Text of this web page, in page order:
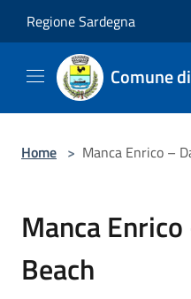
Regione Sardegna
Comune
Home > Manca Enrico –
Manca
Beach